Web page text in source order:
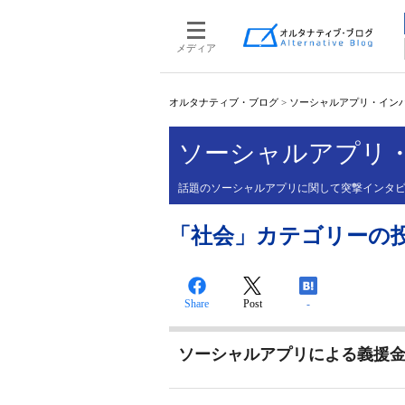
メディア
オルタナティブ・ブログ > ソーシャルアプリ・イン
ソーシャルアプリ
話題のソーシャルアプリに関して突撃インタ
「社会」カテゴリーの
Share Post -
ソーシャルアプリによる義援